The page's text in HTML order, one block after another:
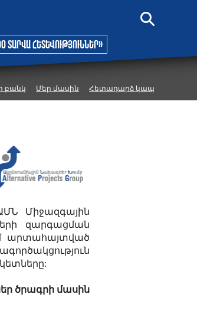
տարվա հետևություններ»
բանկ Մեր մասին Հետադարձ կապ
Միջազգային
զարգացման
արտահայտված
ծրագրի մասին